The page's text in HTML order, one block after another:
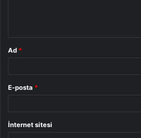
Ad *
E-posta *
İnternet sitesi